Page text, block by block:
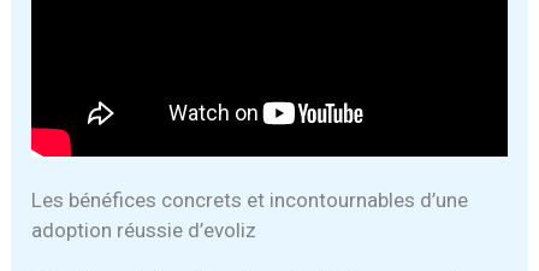
Les bénéfices concrets et incontournables d’une
adoption réussie d’evoliz